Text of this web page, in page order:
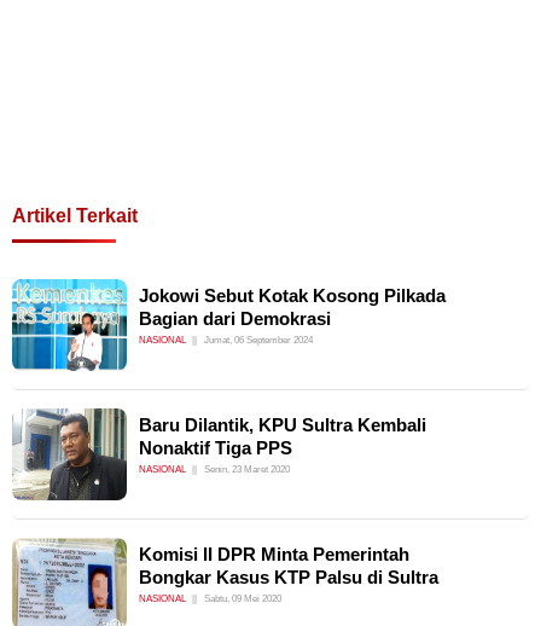
Artikel Terkait
Jokowi Sebut Kotak Kosong Pilkada
Bagian dari Demokrasi
NASIONAL Jumat, 06 September 2024
Baru Dilantik, KPU Sultra Kembali
Nonaktif Tiga PPS
NASIONAL Senin, 23 Maret 2020
Komisi II DPR Minta Pemerintah
Bongkar Kasus KTP Palsu di Sultra
NASIONAL Sabtu, 09 Mei 2020